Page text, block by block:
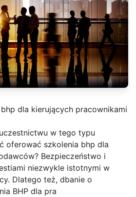
dla kierujących pracownikami
w tego typu
oferować szkolenia bhp dla
Bezpieczeństwo i
niezwykle istotnymi w
Dlatego też, dbanie o
BHP dla pra